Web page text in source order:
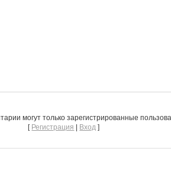
могут только зарегистрированные
[ Регистрация Вход ]